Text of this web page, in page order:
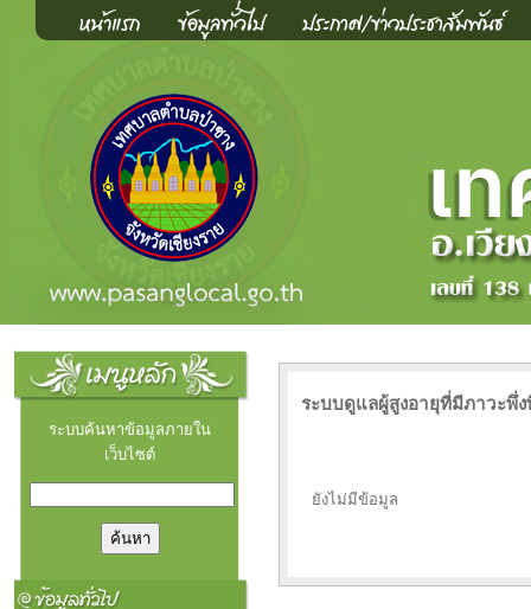
ระบบค้นหาข้อมูลภายใน
เว็บไซต์
ระบบดูแลผู้สูงอายุที่มีภาวะพึ่
ยังไม่มีข้อมูล